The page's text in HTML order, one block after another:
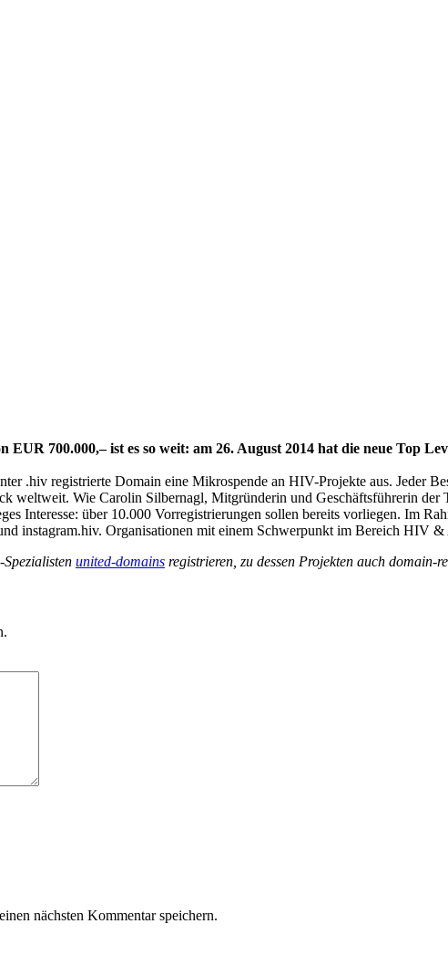
700.000,– ist es so weit: am 26. August 2014 hat die neue Top
.hiv registrierte Domain eine Mikrospende an HIV-Projekte aus. Jeder
weltweit. Wie Carolin Silbernagl, Mitgründerin und Geschäftsführerin
Interesse: über 10.000 Vorregistrierungen sollen bereits vorliegen. Im
instagram.hiv. Organisationen mit einem Schwerpunkt im Bereich HIV
united-domains registrieren, zu dessen Projekten auch domain-
nächsten Kommentar speichern.